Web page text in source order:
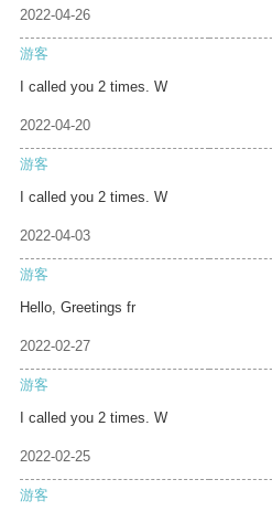
2022-04-26
游客
I called you 2 times. W
2022-04-20
游客
I called you 2 times. W
2022-04-03
游客
Hello, Greetings fr
2022-02-27
游客
I called you 2 times. W
2022-02-25
游客